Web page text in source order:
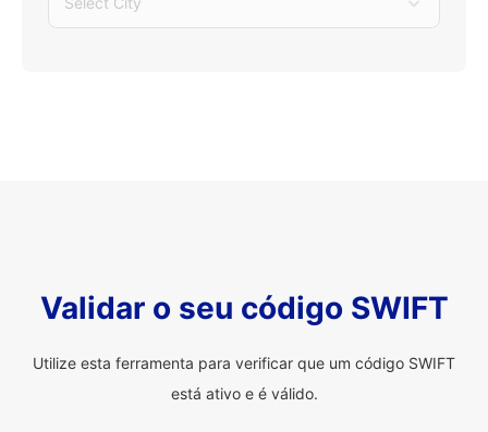
Validar o seu código SWIFT
Utilize esta ferramenta para verificar que um código SWIFT
está ativo e é válido.